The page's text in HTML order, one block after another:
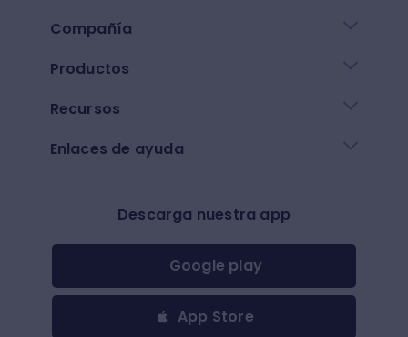
Compañía
Productos
Recursos
Enlaces de ayuda
Descarga nuestra app
Google play
App Store